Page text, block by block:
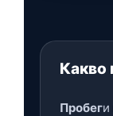
Какво
Пробеги